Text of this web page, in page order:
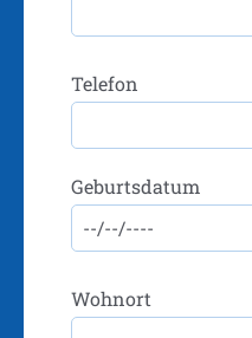
Telefon
Geburtsdatum
Wohnort